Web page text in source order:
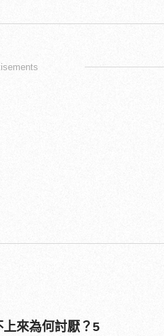
上來為何討厭？5